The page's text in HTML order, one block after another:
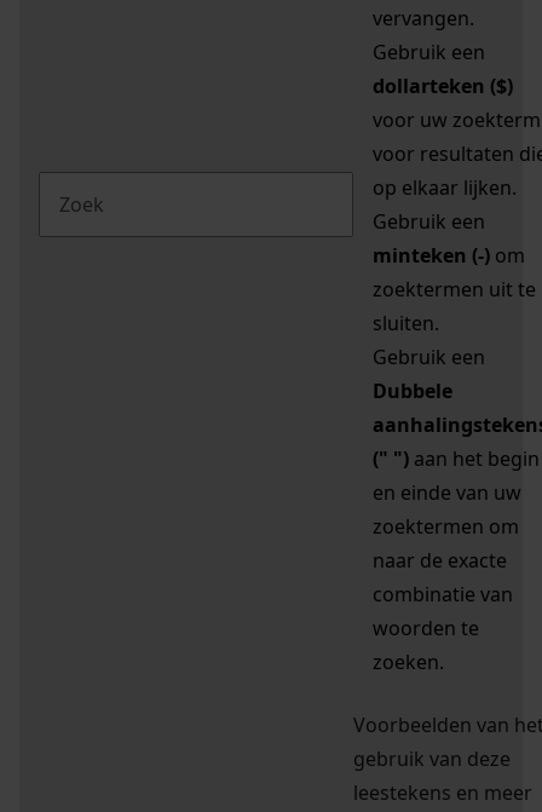
vervangen.
Gebruik een
dollarteken ($)
voor uw zoekterm
voor resultaten
op elkaar lijken.
Gebruik een
minteken (-) om
zoektermen uit te
sluiten.
Gebruik een
Dubbele
(" ") aan het begin
en einde van uw
zoektermen om
naar de exacte
combinatie van
woorden te
zoeken.
Voorbeelden van
gebruik van deze
leestekens en meer